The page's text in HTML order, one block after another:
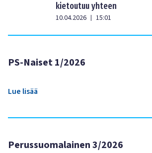
kietoutuu yhteen
10.04.2026 | 15:01
PS-Naiset 1/2026
Lue lisää
Perussuomalainen 3/2026